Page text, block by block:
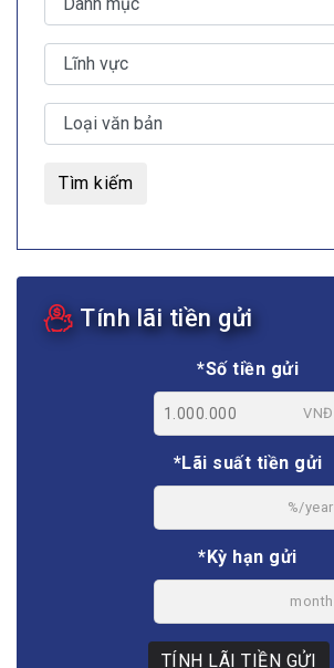
Tìm kiếm
Tính lãi tiền gửi
*Số tiền gửi
VNĐ
*Lãi suất tiền gửi
%/year
*Kỳ hạn gửi
month
TÍNH LÃI TIỀN GỬI